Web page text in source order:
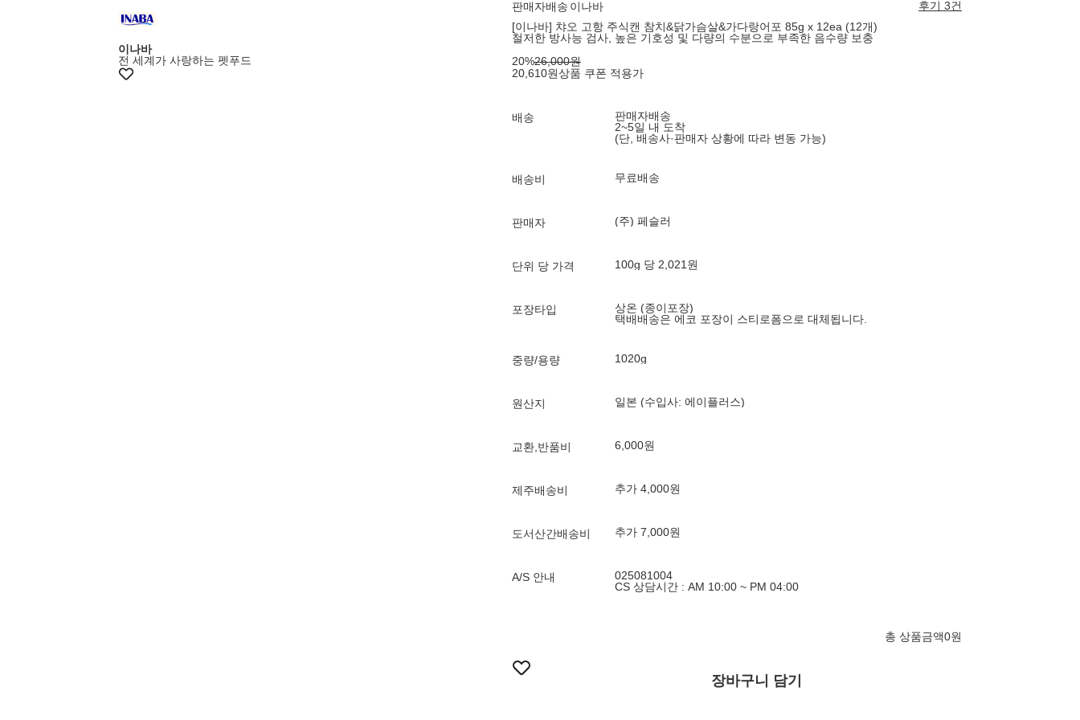
10%쿠폰+증정
이나바
전 세계가 사랑하는 펫푸드
판매자배송 이나바
후기 3건
[이나바] 챠오 고항 주식캔 참치&닭가슴살&가다랑어포 85g x 12ea (12개)
철저한 방사능 검사, 높은 기호성 및 다량의 수분으로 부족한 음수량 보충
20%26,000원
20,610원상품 쿠폰 적용가
배송
판매자배송
2~5일 내 도착
(단, 배송사·판매자 상황에 따라 변동 가능)
배송비 무료배송
판매자 (주) 페슬러
단위 당 가격 100g 당 2,021원
포장타입
상온 (종이포장)
택배배송은 에코 포장이 스티로폼으로 대체됩니다.
중량/용량 1020g
원산지 일본 (수입사: 에이플러스)
교환,반품비 6,000원
제주배송비 추가 4,000원
도서산간배송비 추가 7,000원
A/S 안내
025081004
CS 상담시간 : AM 10:00 ~ PM 04:00
총 상품금액0원
장바구니 담기